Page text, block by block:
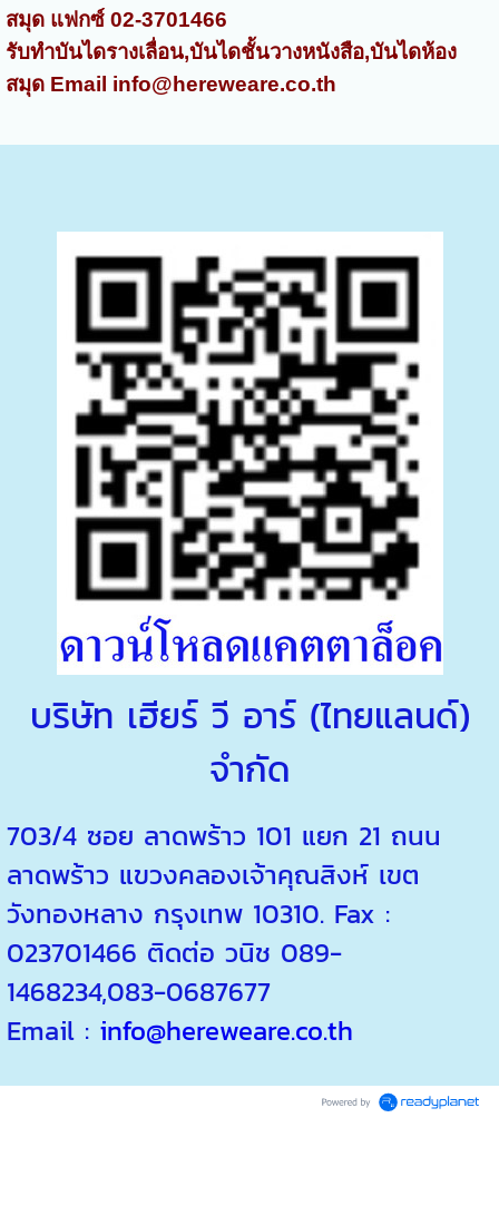
สมุด แฟกซ์ 02-3701466
รับทำบันไดรางเลื่อน,บันไดชั้นวางหนังสือ,บันไดห้อง
สมุด Email info@hereweare.co.th
บริษัท เฮียร์ วี อาร์ (ไทยแลนด์)
จำกัด
703/4 ซอย ลาดพร้าว 101 แยก 21 ถนน
ลาดพร้าว แขวงคลองเจ้าคุณสิงห์ เขต
วังทองหลาง กรุงเทพ 10310. Fax :
023701466 ติดต่อ วนิช 089-
1468234,083-0687677
Email : info@hereweare.co.th